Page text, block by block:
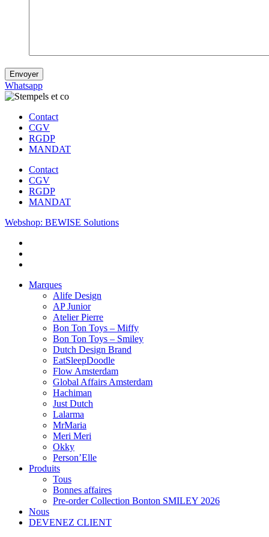
Envoyer
Whatsapp
Contact
CGV
RGDP
MANDAT
Contact
CGV
RGDP
MANDAT
Webshop: BEWISE Solutions
Marques
Alife Design
AP Junior
Atelier Pierre
Bon Ton Toys – Miffy
Bon Ton Toys – Smiley
Dutch Design Brand
EatSleepDoodle
Flow Amsterdam
Global Affairs Amsterdam
Hachiman
Just Dutch
Lalarma
MrMaria
Meri Meri
Okky
Person’Elle
Produits
Tous
Bonnes affaires
Pre-order Collection Bonton SMILEY 2026
Nous
DEVENEZ CLIENT